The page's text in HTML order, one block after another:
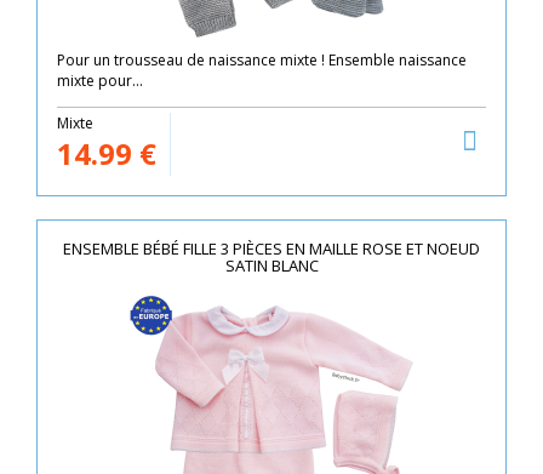
Pour un trousseau de naissance mixte ! Ensemble naissance
mixte pour...
Mixte
14.99 €
ENSEMBLE BÉBÉ FILLE 3 PIÈCES EN MAILLE ROSE ET NOEUD
SATIN BLANC